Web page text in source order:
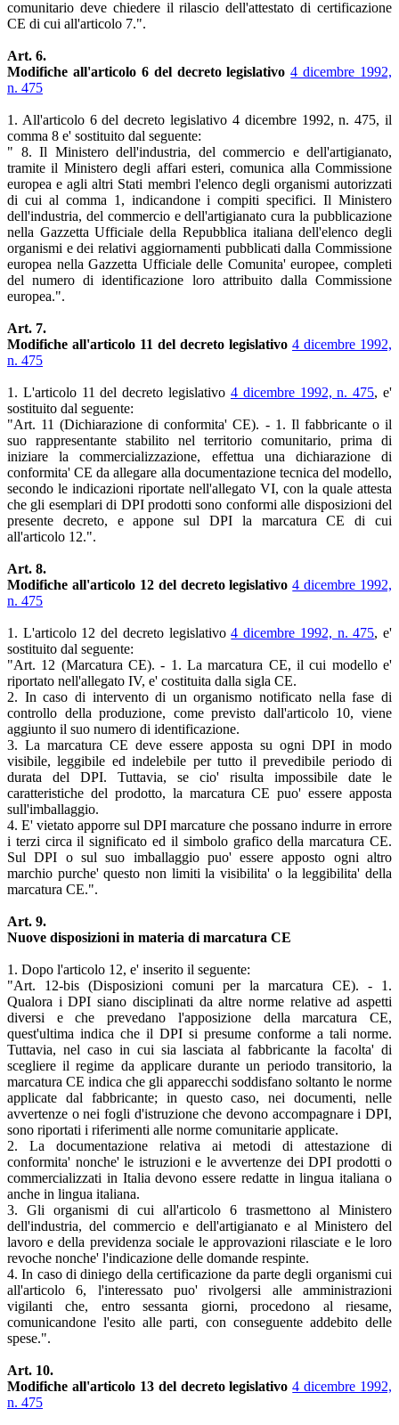
comunitario deve chiedere il rilascio dell'attestato di certificazione
CE di cui all'articolo 7.".
Art. 6.
Modifiche all'articolo 6 del decreto legislativo4 dicembre 1992,
n. 475
1. All'articolo 6 del decreto legislativo 4 dicembre 1992, n. 475, il
comma 8 e' sostituito dal seguente:
" 8. Il Ministero dell'industria, del commercio e dell'artigianato,
tramite il Ministero degli affari esteri, comunica alla Commissione
europea e agli altri Stati membri l'elenco degli organismi autorizzati
di cui al comma 1, indicandone i compiti specifici. Il Ministero
dell'industria, del commercio e dell'artigianato cura la pubblicazione
nella Gazzetta Ufficiale della Repubblica italiana dell'elenco degli
organismi e dei relativi aggiornamenti pubblicati dalla Commissione
europea nella Gazzetta Ufficiale delle Comunita' europee, completi
del numero di identificazione loro attribuito dalla Commissione
europea.".
Art. 7.
Modifiche all'articolo 11 del decreto legislativo 4 dicembre 1992,
n. 475
1. L'articolo 11 del decreto legislativo 4 dicembre 1992, n. 475, e'
sostituito dal seguente:
"Art. 11 (Dichiarazione di conformita' CE). - 1. Il fabbricante o il
suo rappresentante stabilito nel territorio comunitario, prima di
iniziare la commercializzazione, effettua una dichiarazione di
conformita' CE da allegare alla documentazione tecnica del modello,
secondo le indicazioni riportate nell'allegato VI, con la quale attesta
che gli esemplari di DPI prodotti sono conformi alle disposizioni del
presente decreto, e appone sul DPI la marcatura CE di cui
all'articolo 12.".
Art. 8.
Modifiche all'articolo 12 del decreto legislativo4 dicembre 1992,
n. 475
1. L'articolo 12 del decreto legislativo4 dicembre 1992, n. 475, e'
sostituito dal seguente:
"Art. 12 (Marcatura CE). - 1. La marcatura CE, il cui modello e'
riportato nell'allegato IV, e' costituita dalla sigla CE.
2. In caso di intervento di un organismo notificato nella fase di
controllo della produzione, come previsto dall'articolo 10, viene
aggiunto il suo numero di identificazione.
3. La marcatura CE deve essere apposta su ogni DPI in modo
visibile, leggibile ed indelebile per tutto il prevedibile periodo di
durata del DPI. Tuttavia, se cio' risulta impossibile date le
caratteristiche del prodotto, la marcatura CE puo' essere apposta
sull'imballaggio.
4. E' vietato apporre sul DPI marcature che possano indurre in errore
i terzi circa il significato ed il simbolo grafico della marcatura CE.
Sul DPI o sul suo imballaggio puo' essere apposto ogni altro
marchio purche' questo non limiti la visibilita' o la leggibilita' della
marcatura CE.".
Art. 9.
Nuove disposizioni in materia di marcatura CE
1. Dopo l'articolo 12, e' inserito il seguente:
"Art. 12-bis (Disposizioni comuni per la marcatura CE). - 1.
Qualora i DPI siano disciplinati da altre norme relative ad aspetti
diversi e che prevedano l'apposizione della marcatura CE,
quest'ultima indica che il DPI si presume conforme a tali norme.
Tuttavia, nel caso in cui sia lasciata al fabbricante la facolta' di
scegliere il regime da applicare durante un periodo transitorio, la
marcatura CE indica che gli apparecchi soddisfano soltanto le norme
applicate dal fabbricante; in questo caso, nei documenti, nelle
avvertenze o nei fogli d'istruzione che devono accompagnare i DPI,
sono riportati i riferimenti alle norme comunitarie applicate.
2. La documentazione relativa ai metodi di attestazione di
conformita' nonche' le istruzioni e le avvertenze dei DPI prodotti o
commercializzati in Italia devono essere redatte in lingua italiana o
anche in lingua italiana.
3. Gli organismi di cui all'articolo 6 trasmettono al Ministero
dell'industria, del commercio e dell'artigianato e al Ministero del
lavoro e della previdenza sociale le approvazioni rilasciate e le loro
revoche nonche' l'indicazione delle domande respinte.
4. In caso di diniego della certificazione da parte degli organismi cui
all'articolo 6, l'interessato puo' rivolgersi alle amministrazioni
vigilanti che, entro sessanta giorni, procedono al riesame,
comunicandone l'esito alle parti, con conseguente addebito delle
spese.".
Art. 10.
Modifiche all'articolo 13 del decreto legislativo4 dicembre 1992,
n. 475